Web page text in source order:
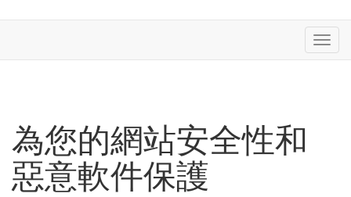
切
換
為您的網站安全性和
惡意軟件保護